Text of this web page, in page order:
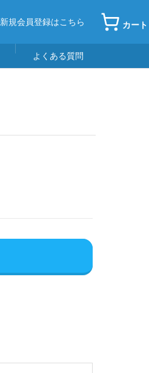
新規会員登録はこちら カート
よくある質問